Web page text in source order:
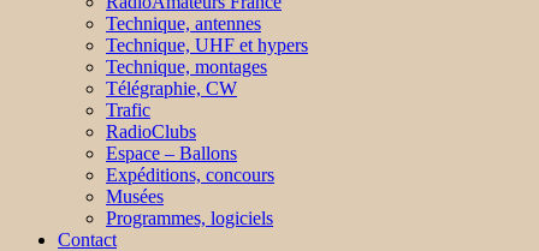
Technique, antennes
Technique, UHF et hypers
Technique, montages
Télégraphie, CW
Trafic
RadioClubs
Espace – Ballons
Expéditions, concours
Musées
Programmes, logiciels
Contact